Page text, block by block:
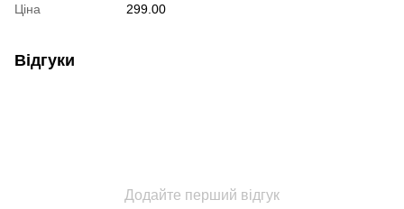
Ціна
299.00
Відгуки
Додайте перший відгук